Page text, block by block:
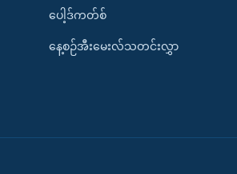
ပေါ့ဒ်ကတ်စ်
နေ့စဉ်အီးမေးလ်သတင်းလွှာ